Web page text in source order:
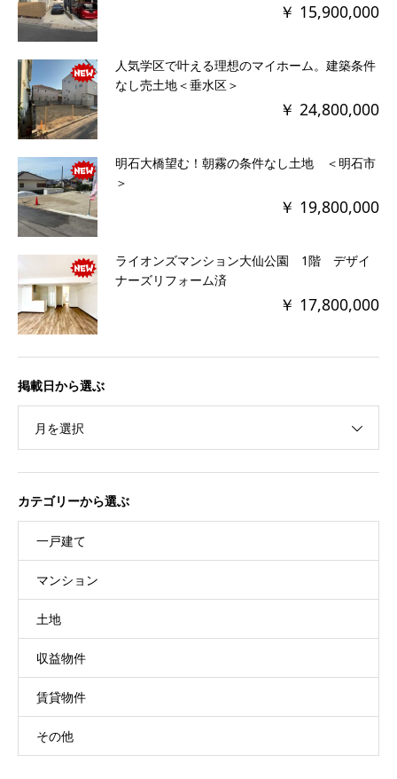
￥ 15,900,000
人気学区で叶える理想のマイホーム。建築条件
なし売土地＜垂水区＞
￥ 24,800,000
明石大橋望む！朝霧の条件なし土地 ＜明石市
＞
￥ 19,800,000
ライオンズマンション大仙公園 1階 デザイ
ナーズリフォーム済
￥ 17,800,000
掲載日から選ぶ
月を選択
カテゴリーから選ぶ
一戸建て
マンション
土地
収益物件
賃貸物件
その他